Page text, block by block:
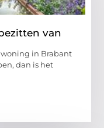
van
woning in Brabant
dan is het